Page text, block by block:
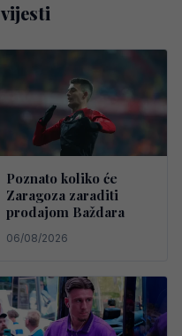
Poznato koliko će
Zaragoza zaraditi
prodajom Baždara
06/08/2026